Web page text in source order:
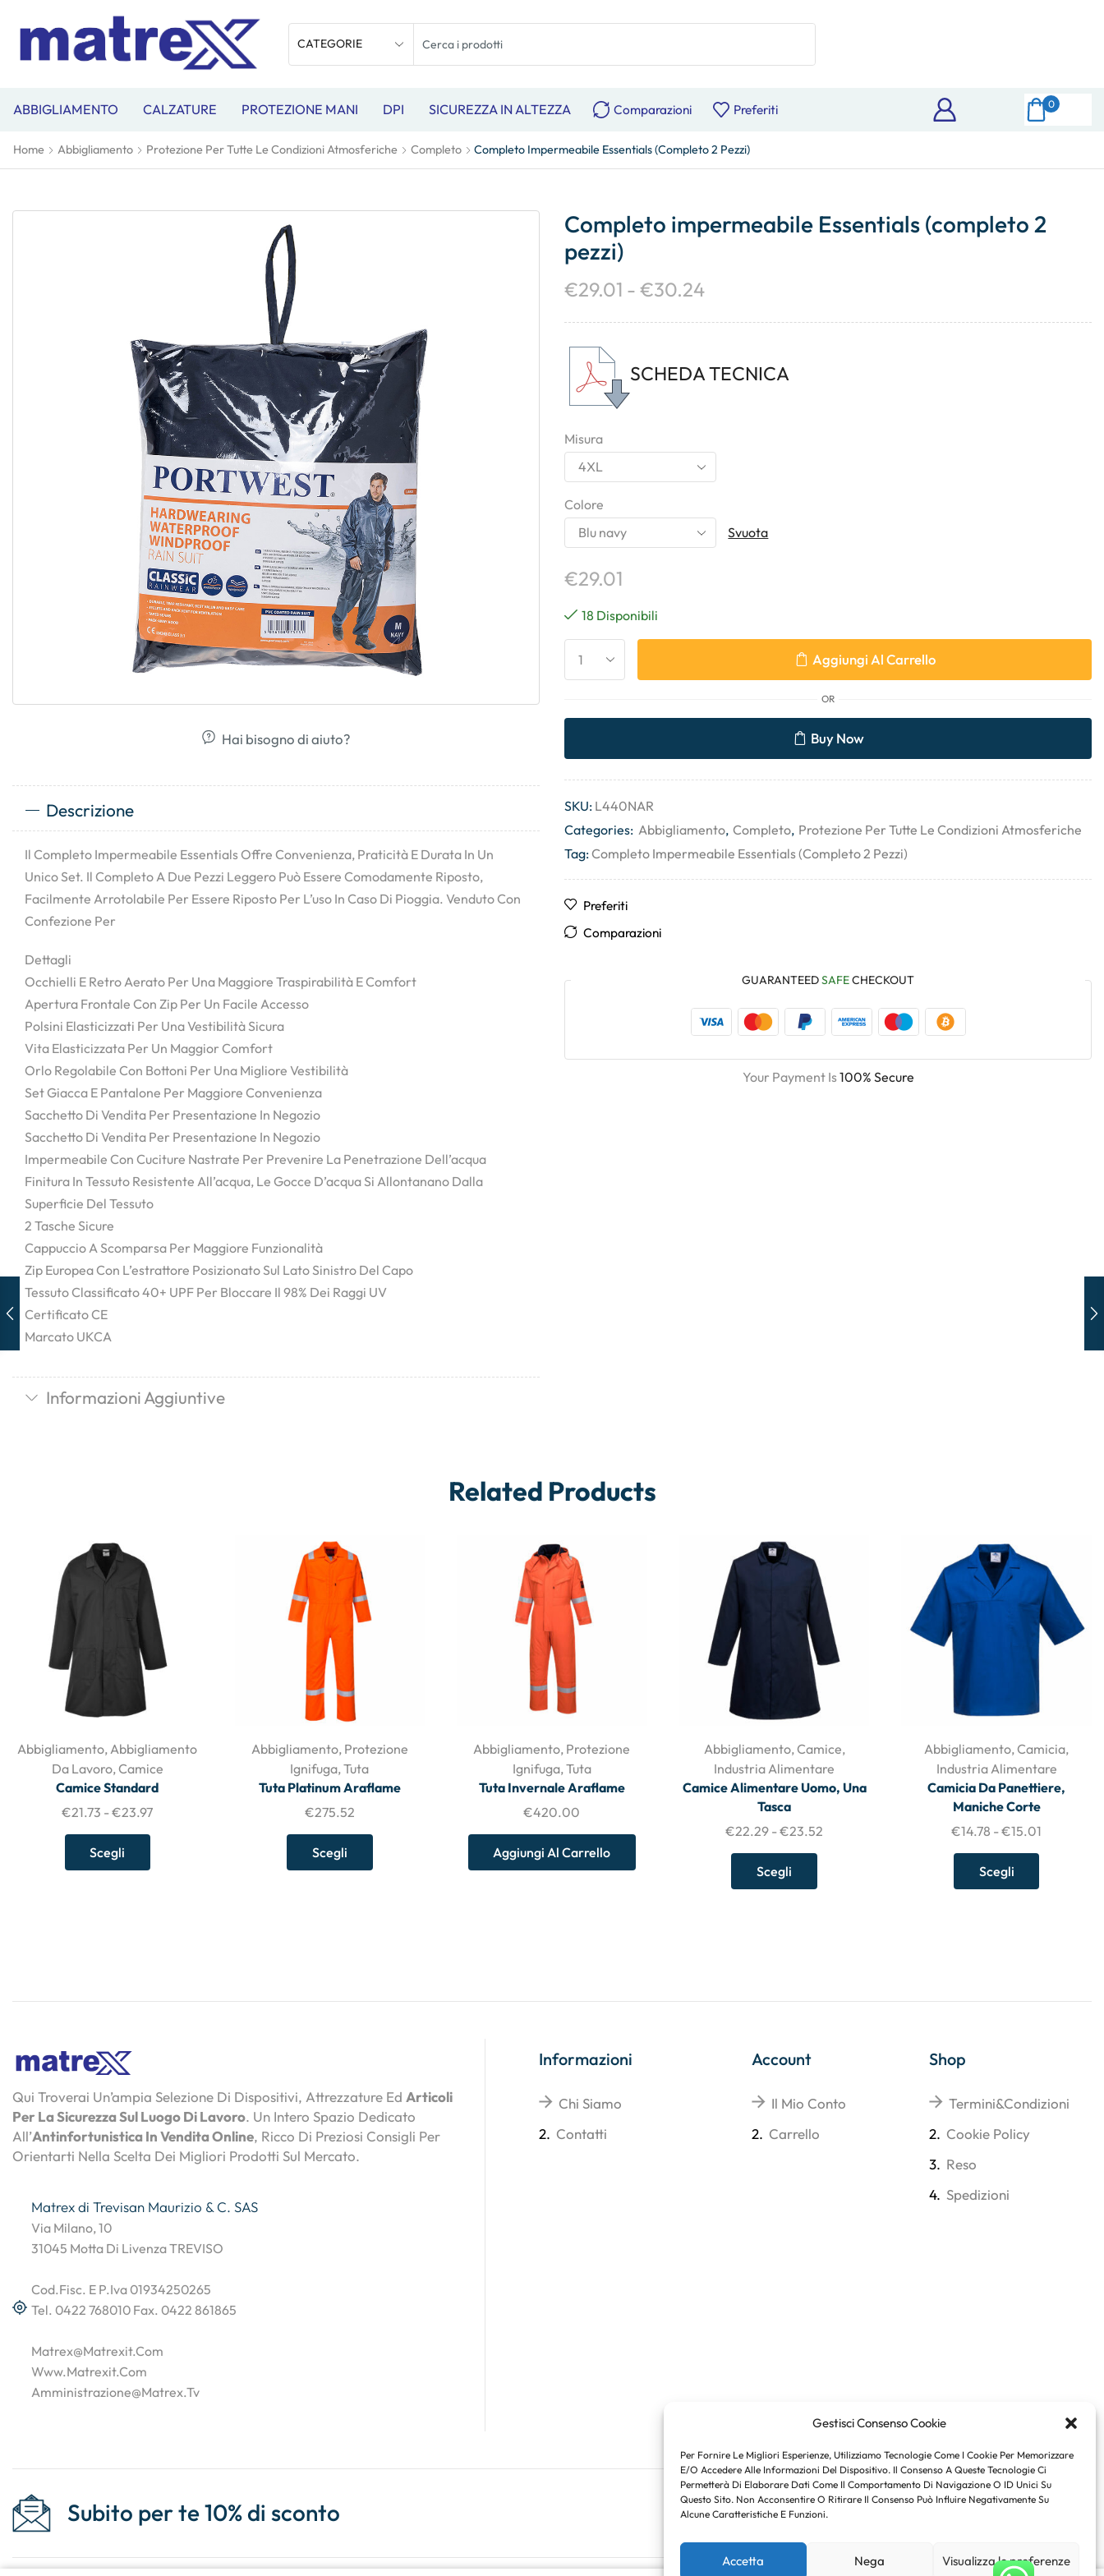
Gestisci Consenso Cookie
Per Fornire Le Migliori Esperienze, Utilizziamo Tecnologie Come I Cookie Per Memorizzare
E/o Accedere Alle Informazioni Del Dispositivo. Il Consenso A Queste Tecnologie Ci
Permetterà Di Elaborare Dati Come Il Comportamento Di Navigazione O ID Unici Su
Questo Sito. Non Acconsentire O Ritirare Il Consenso Può Influire Negativamente Su
Alcune Caratteristiche E Funzioni.
Accetta Nega Visualizza le preferenze
ABBIGLIAMENTO CALZATURE PROTEZIONE MANI DPI SICUREZZA IN ALTEZZA Comparazioni Preferiti 0
Home Abbigliamento Protezione Per Tutte Le Condizioni Atmosferiche Completo Completo Impermeabile Essentials (completo 2 Pezzi)
Hai bisogno di aiuto?
Descrizione
Il Completo Impermeabile Essentials Offre Convenienza, Praticità E Durata In Un
Unico Set. Il Completo A Due Pezzi Leggero Può Essere Comodamente Riposto,
Facilmente Arrotolabile Per Essere Riposto Per L’uso In Caso Di Pioggia. Venduto Con
Confezione Per
Dettagli
Occhielli E Retro Aerato Per Una Maggiore Traspirabilità E Comfort
Apertura Frontale Con Zip Per Un Facile Accesso
Polsini Elasticizzati Per Una Vestibilità Sicura
Vita Elasticizzata Per Un Maggior Comfort
Orlo Regolabile Con Bottoni Per Una Migliore Vestibilità
Set Giacca E Pantalone Per Maggiore Convenienza
Sacchetto Di Vendita Per Presentazione In Negozio
Sacchetto Di Vendita Per Presentazione In Negozio
Impermeabile Con Cuciture Nastrate Per Prevenire La Penetrazione Dell’acqua
Finitura In Tessuto Resistente All’acqua, Le Gocce D’acqua Si Allontanano Dalla
Superficie Del Tessuto
2 Tasche Sicure
Cappuccio A Scomparsa Per Maggiore Funzionalità
Zip Europea Con L’estrattore Posizionato Sul Lato Sinistro Del Capo
Tessuto Classificato 40+ UPF Per Bloccare Il 98% Dei Raggi UV
Certificato CE
Marcato UKCA
Informazioni Aggiuntive
Completo impermeabile Essentials (completo 2
pezzi)
€29.01 - €30.24
SCHEDA TECNICA
Misura
Colore
Svuota
€29.01
18 Disponibili
Aggiungi Al Carrello
OR
Buy Now
SKU: L440NAR
Categories: Abbigliamento, Completo, Protezione Per Tutte Le Condizioni Atmosferiche
Tag:Completo Impermeabile Essentials (completo 2 Pezzi)
Preferiti
Comparazioni
GUARANTEEDSAFECHECKOUT
Your Payment Is100% Secure
Related Products
Abbigliamento, Abbigliamento
Da Lavoro, Camice
Camice Standard
€21.73 -€23.97
Scegli
Abbigliamento, Protezione
Ignifuga,Tuta
Tuta Platinum Araflame
€275.52
Scegli
Abbigliamento, Protezione
Ignifuga, Tuta
Tuta Invernale Araflame
€420.00
Aggiungi Al Carrello
Abbigliamento, Camice,
Industria Alimentare
Camice Alimentare Uomo, Una
Tasca
€22.29 -€23.52
Scegli
Abbigliamento,Camicia,
Industria Alimentare
Camicia Da Panettiere,
Maniche Corte
€14.78 -€15.01
Scegli
Qui Troverai Un’ampia Selezione Di Dispositivi, Attrezzature Ed Articoli
Per La Sicurezza Sul Luogo Di Lavoro. Un Intero Spazio Dedicato
All’Antinfortunistica In Vendita Online, Ricco Di Preziosi Consigli Per
Orientarti Nella Scelta Dei Migliori Prodotti Sul Mercato.
Matrex di Trevisan Maurizio & C. SAS
Via Milano, 10
31045 Motta Di Livenza TREVISO
Cod.Fisc. E P.Iva 01934250265
Tel. 0422 768010 Fax. 0422 861865
Matrex@matrexit.com
Www.matrexit.com
Amministrazione@matrex.tv
Informazioni
Chi Siamo
2. Contatti
Account
Il Mio Conto
2. Carrello
Shop
Termini&Condizioni
2. Cookie Policy
3. Reso
4. Spedizioni
Subito per te 10% di sconto